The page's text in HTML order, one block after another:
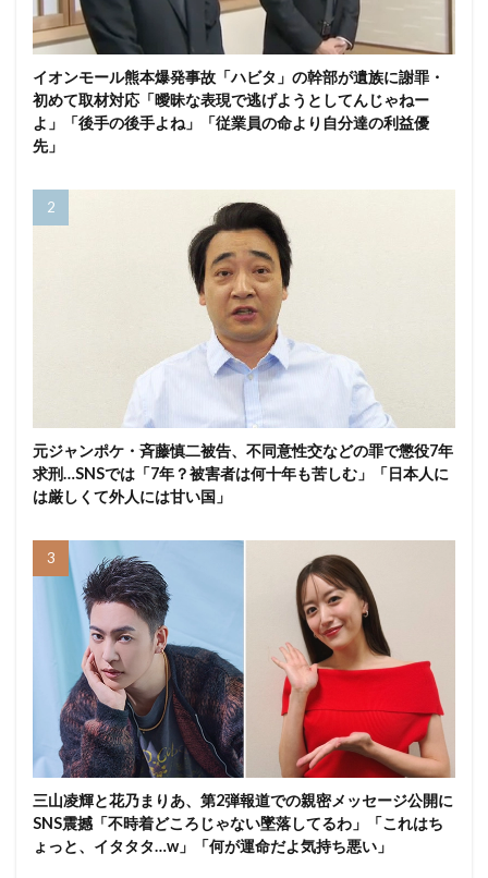
イオンモール熊本爆発事故「ハビタ」の幹部が遺族に謝罪・
初めて取材対応「曖昧な表現で逃げようとしてんじゃねー
よ」「後手の後手よね」「従業員の命より自分達の利益優
先」
元ジャンポケ・斉藤慎二被告、不同意性交などの罪で懲役7年
求刑…SNSでは「7年？被害者は何十年も苦しむ」「日本人に
は厳しくて外人には甘い国」
三山凌輝と花乃まりあ、第2弾報道での親密メッセージ公開に
SNS震撼「不時着どころじゃない墜落してるわ」「これはち
ょっと、イタタタ…w」「何が運命だよ気持ち悪い」